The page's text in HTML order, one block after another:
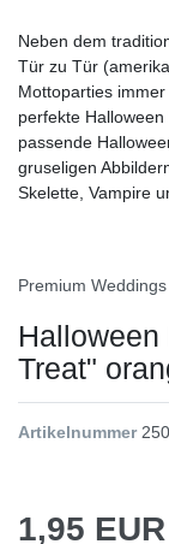
Neben dem
Tür zu Tür
Mottoparties
perfekte
passende
gruseligen
Skelette, Vampire
Premium Weddings
Treat"
Artikelnummer
1,95 EUR